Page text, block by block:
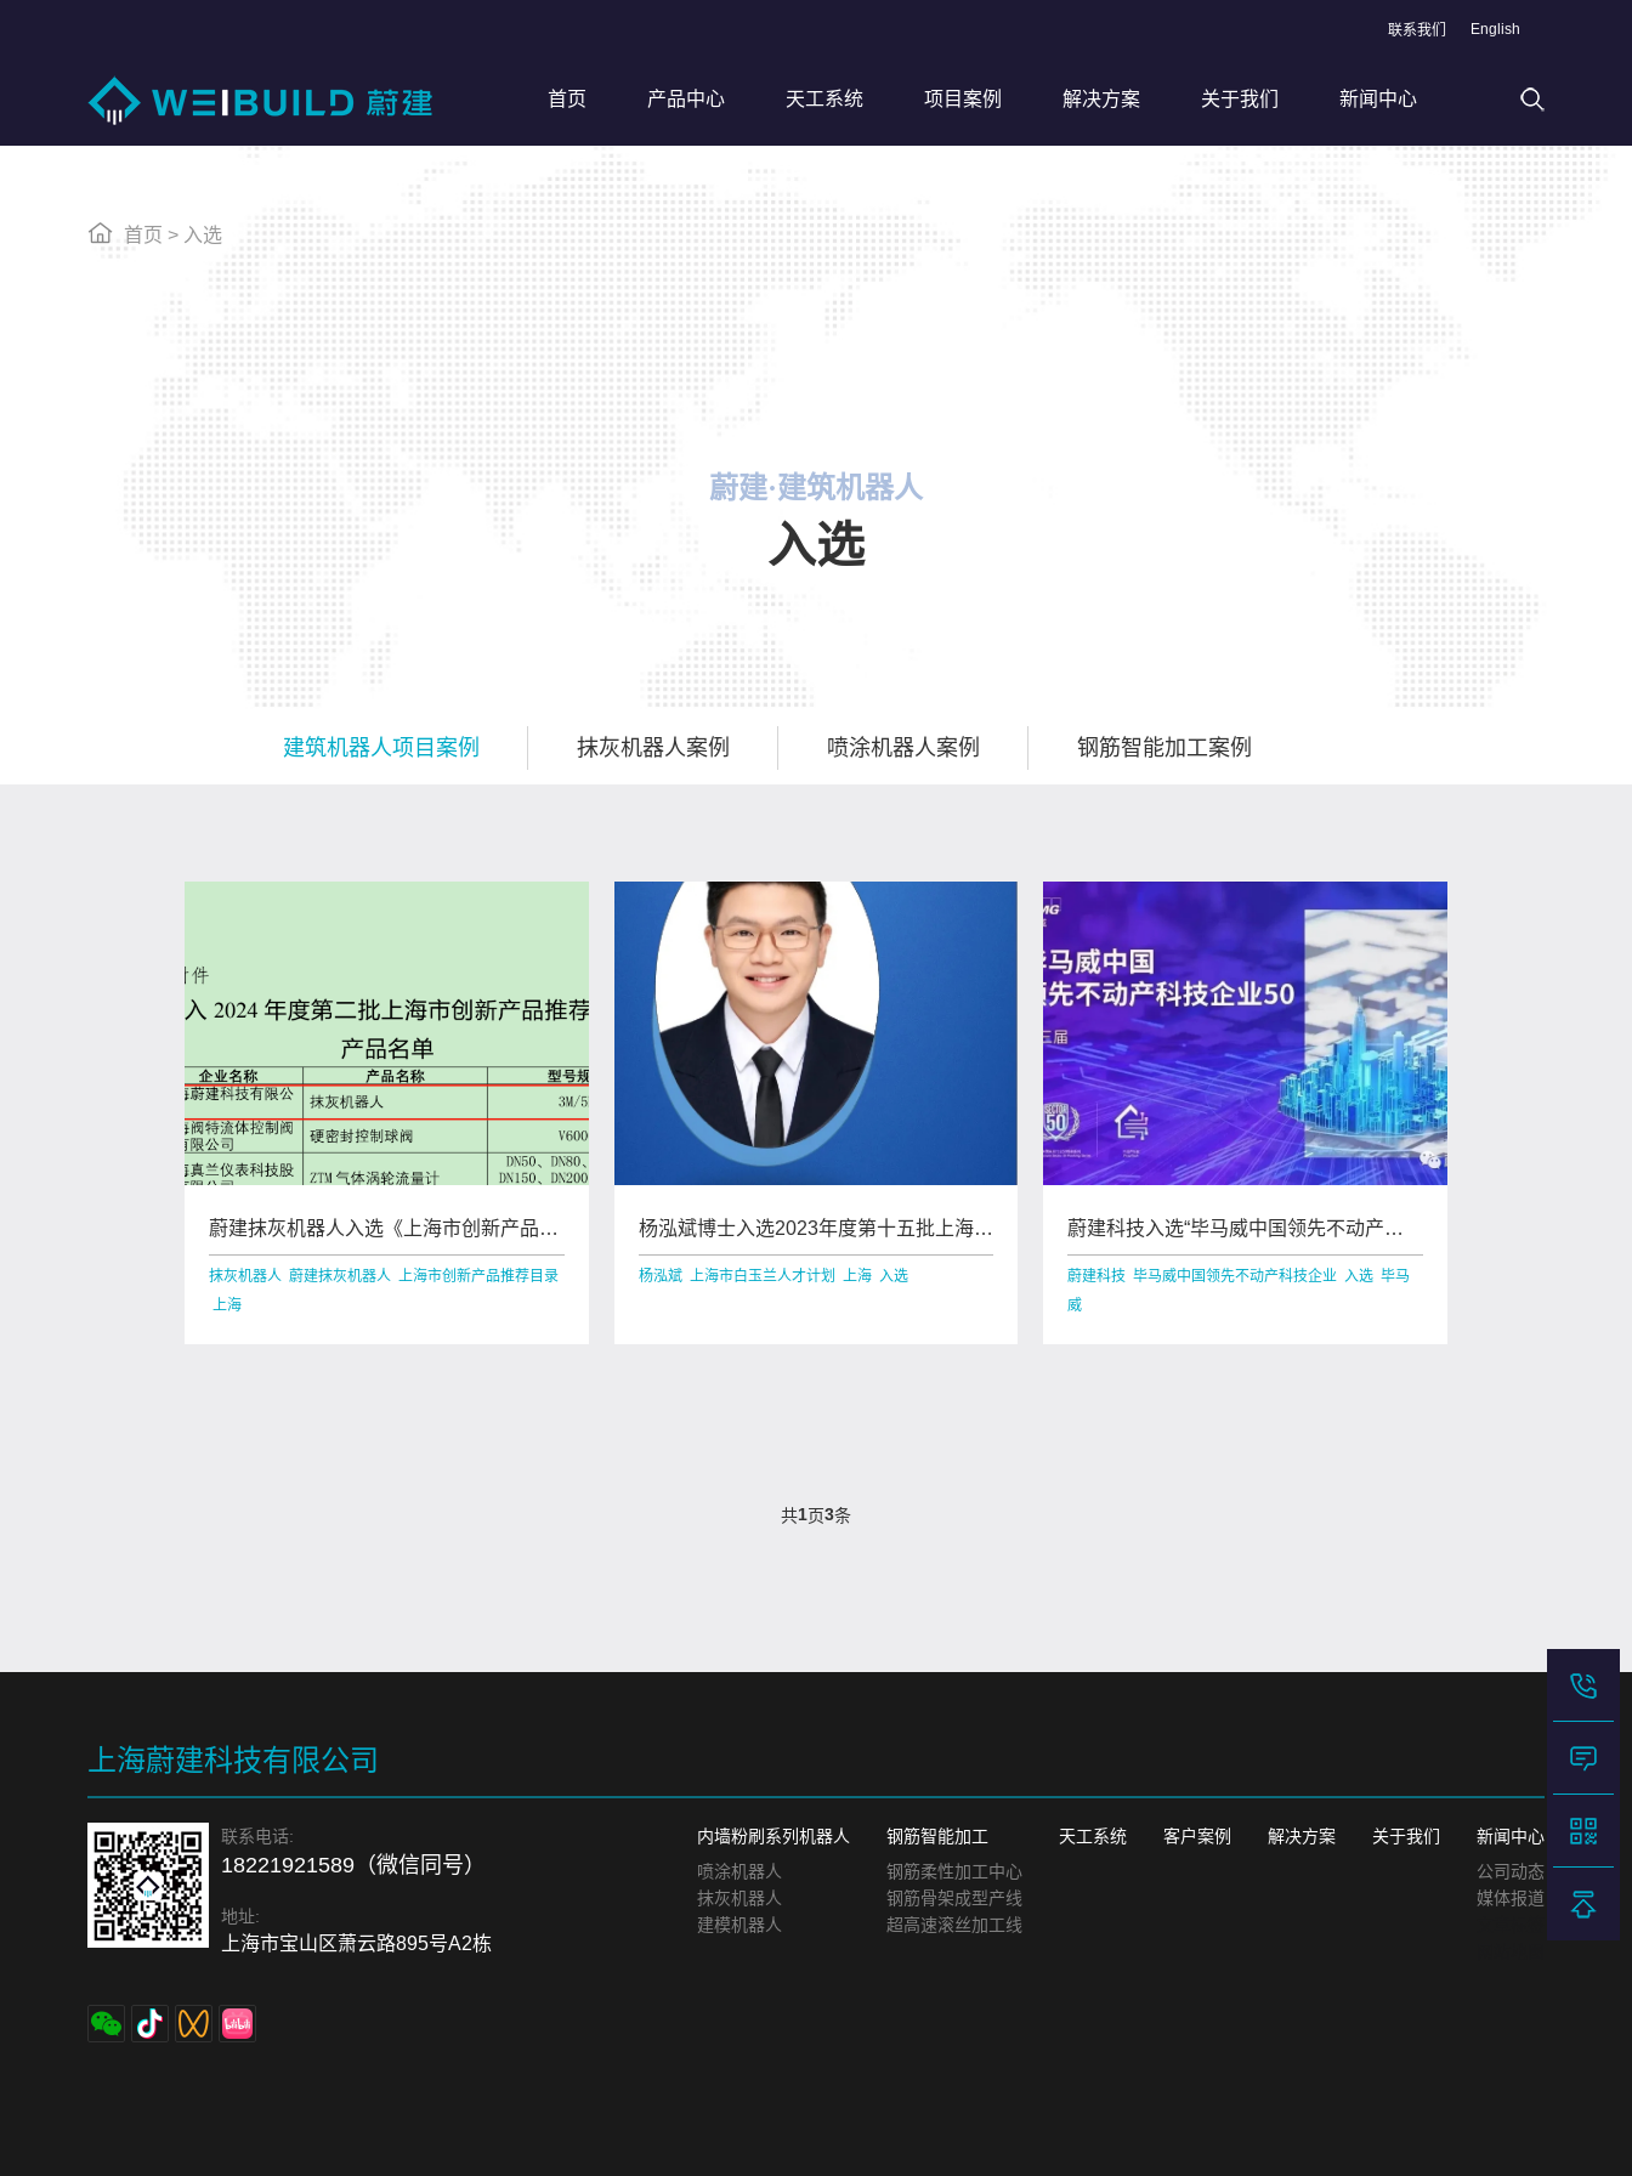
联系我们 English
首页 产品中心 天工系统 项目案例 解决方案 关于我们 新闻中心
首页 > 入选
蔚建·建筑机器人
入选
建筑机器人项目案例 抹灰机器人案例 喷涂机器人案例 钢筋智能加工案例
蔚建抹灰机器人入选《上海市创新产品推
荐目录》
抹灰机器人 蔚建抹灰机器人 上海市创新产品推荐目录
上海
杨泓斌博士入选2023年度第十五批上海市
白玉兰人才计划青年项目
杨泓斌 上海市白玉兰人才计划 上海 入选
蔚建科技入选“毕马威中国领先不动产科
技企业50”
蔚建科技 毕马威中国领先不动产科技企业 入选 毕马
威
共1页3条
上海蔚建科技有限公司
联系电话:
18221921589（微信同号）
地址:
上海市宝山区萧云路895号A2栋
内墙粉刷系列机器人
喷涂机器人
抹灰机器人
建模机器人
钢筋智能加工
钢筋柔性加工中心
钢筋骨架成型产线
超高速滚丝加工线
天工系统 客户案例 解决方案 关于我们 新闻中心
公司动态
媒体报道